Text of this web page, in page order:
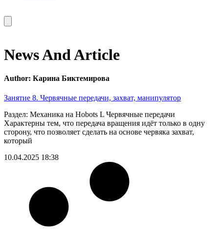
News And Article
Author: Карина Биктемирова
Занятие 8. Червячные передачи, захват, манипулятор
Раздел: Механика на Hobots L Червячные передачи
Характерны тем, что передача вращения идёт только в одну
сторону, что позволяет сделать на основе червяка захват,
который
10.04.2025 18:38